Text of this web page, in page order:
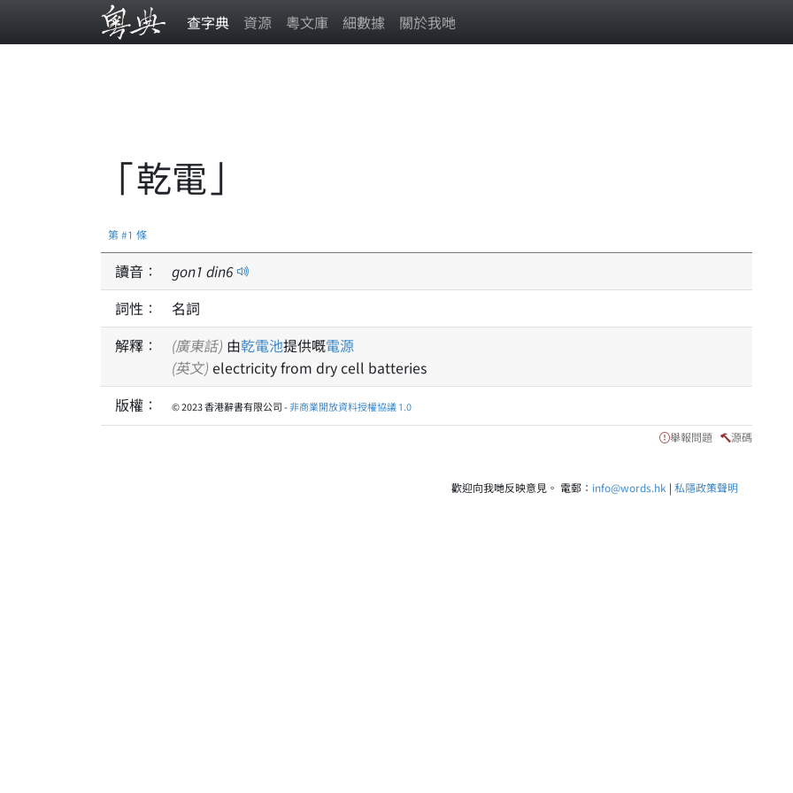
查字典 資源 粵文庫 細數據 關於我哋
「乾電」
第 #1 條
讀音： gon1 din6
詞性：
名詞
解釋：
(廣東話) 由乾電池提供嘅電源
(英文) electricity from dry cell batteries
版權：
© 2023 香港辭書有限公司 -非商業開放資料授權協議 1.0
舉報問題 源碼
歡迎向我哋反映意見。 電郵： info@words.hk | 私隱政策聲明